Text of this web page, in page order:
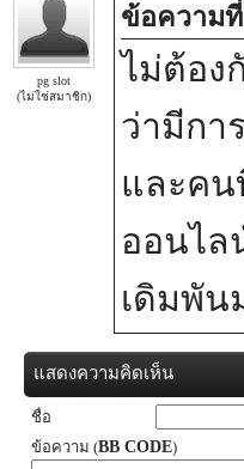
pg slot
(ไม่ใช่สมาชิก)
ข้อความที่
ไม่ต้อง
ว่ามีกา
และคน
ออนไล
เดิมพัน
แสดงความคิดเห็น
ชื่อ
ข้อความ (BB CODE)